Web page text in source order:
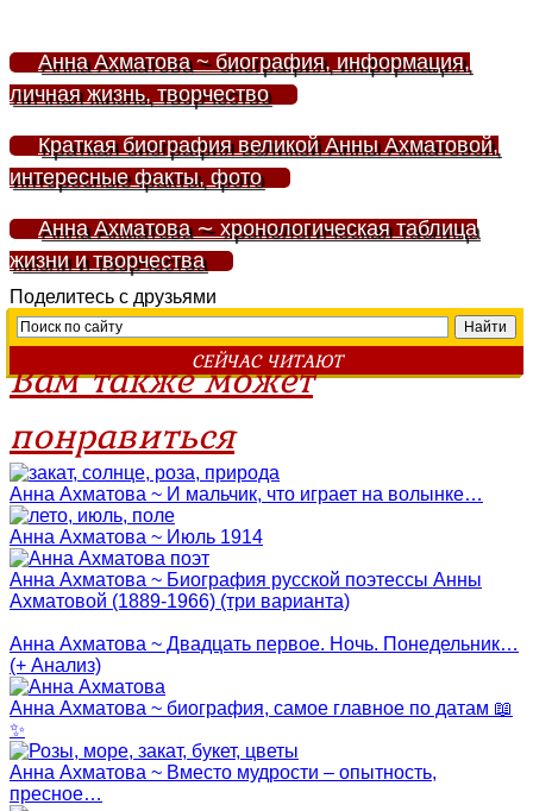
Анна Ахматова ~ биография, информация,
личная жизнь, творчество
Краткая биография великой Анны Ахматовой,
интересные факты, фото
Анна Ахматова ∼ хронологическая таблица
жизни и творчества
Поделитесь с друзьями
СЕЙЧАС ЧИТАЮТ
Вам также может
понравиться
Анна Ахматова ~ И мальчик, что играет на волынке…
Анна Ахматова ~ Июль 1914
Анна Ахматова ~ Биография русской поэтессы Анны
Ахматовой (1889-1966) (три варианта)
Анна Ахматова ~ Двадцать первое. Ночь. Понедельник…
(+ Анализ)
Анна Ахматова ~ биография, самое главное по датам 📖
✨
Анна Ахматова ~ Вместо мудрости – опытность,
пресное…